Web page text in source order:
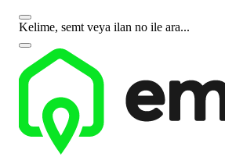
Kelime, semt veya ilan no ile ara...